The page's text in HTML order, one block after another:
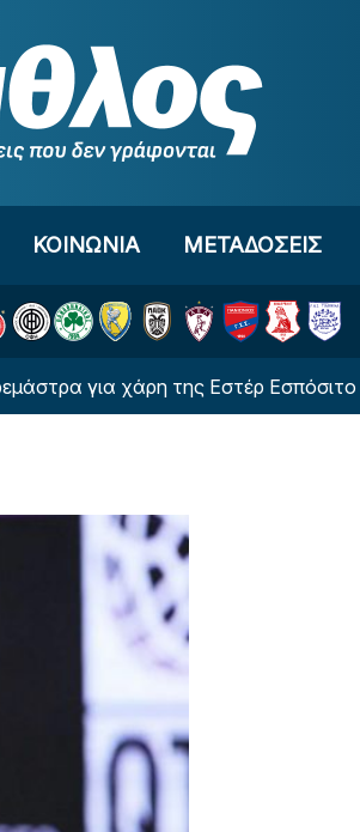
ΚΟΙΝΩΝΙΑ ΜΕΤΑΔΟΣΕΙΣ
χάρη της Εστέρ Εσπόσιτο (ΦΩΤΟ)